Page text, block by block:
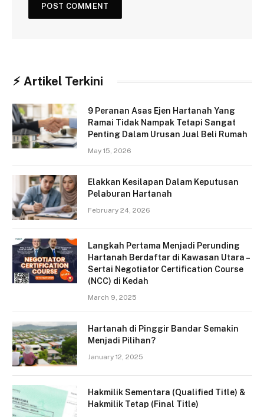
⚡︎ Artikel Terkini
9 Peranan Asas Ejen Hartanah Yang
Ramai Tidak Nampak Tetapi Sangat
Penting Dalam Urusan Jual Beli Rumah
May 15, 2026
Elakkan Kesilapan Dalam Keputusan
Pelaburan Hartanah
February 24, 2026
Langkah Pertama Menjadi Perunding
Hartanah Berdaftar di Kawasan Utara –
Sertai Negotiator Certification Course
(NCC) di Kedah
March 9, 2025
Hartanah di Pinggir Bandar Semakin
Menjadi Pilihan?
January 12, 2025
Hakmilik Sementara (Qualified Title) &
Hakmilik Tetap (Final Title)